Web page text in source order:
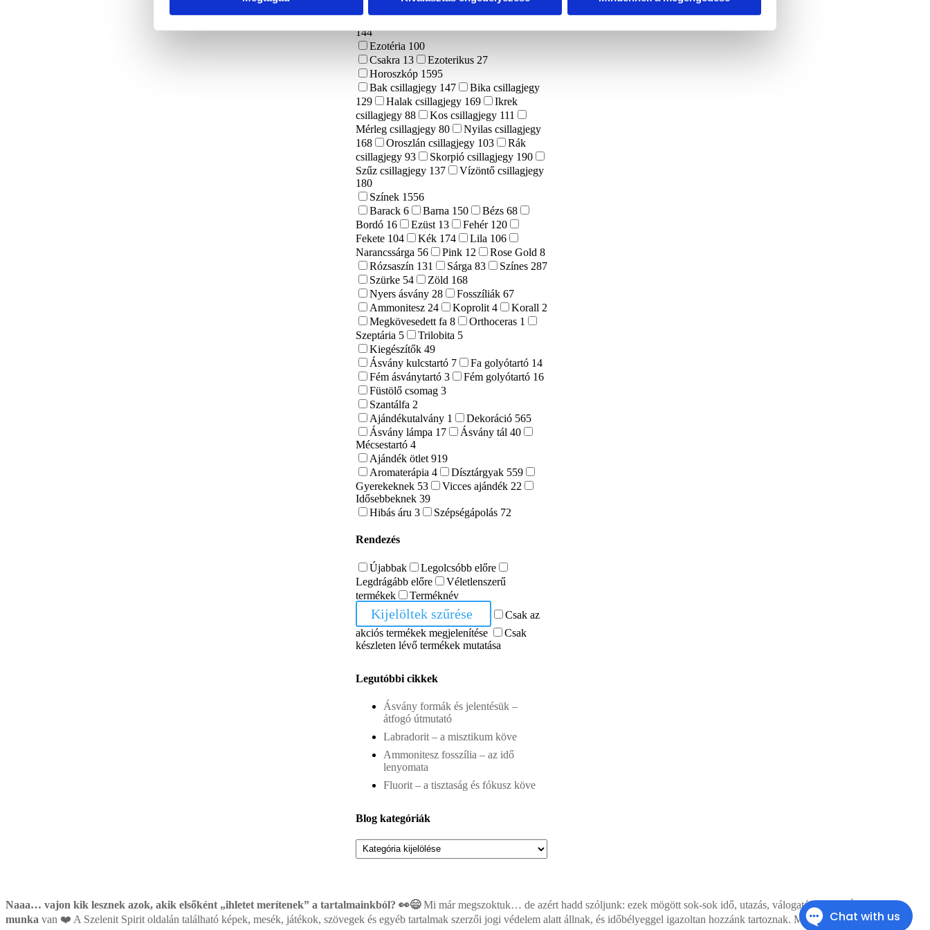
Halloween
144
Ezotéria 100
Csakra 13 Ezoterikus 27
Horoszkóp 1595
Bak csillagjegy 147
Bika csillagjegy
129
Halak csillagjegy 169
Ikrek
csillagjegy88 Kos csillagjegy 111
Mérleg csillagjegy80
Nyilas csillagjegy
168
Oroszlán csillagjegy 103
Rák
csillagjegy93 Skorpió csillagjegy 190
Szűz csillagjegy 137
Vízöntő csillagjegy
180
Színek 1556
Barack6 Barna 150 Bézs68
Bordó 16 Ezüst 13 Fehér 120
Fekete 104 Kék 174 Lila 106
Narancssárga 56 Pink 12 Rose Gold8
Rózsaszín 131 Sárga83 Színes 287
Szürke 54 Zöld 168
Nyers ásvány 28 Fosszíliák67
Ammonitesz 24 Koprolit4 Korall 2
Megkövesedett fa8 Orthoceras 1
Szeptária 5 Trilobita 5
Kiegészítők49
Ásvány kulcstartó 7 Fa golyótartó 14
Fém ásványtartó3 Fém golyótartó 16
Füstölő csomag3
Szantálfa 2
Ajándékutalvány 1 Dekoráció 565
Ásvány lámpa 17 Ásvány tál40
Mécsestartó4
Ajándék ötlet919
Aromaterápia4 Dísztárgyak 559
Gyerekeknek 53 Vicces ajándék 22
Idősebbeknek39
Hibás áru3 Szépségápolás 72
Rendezés
Újabbak
Legolcsóbb előre
Legdrágább előre
Véletlenszerű
termékek
Terméknév
Kijelöltek szűrése
Csak az
akciós termékek megjelenítése
Csak
készleten lévő termékek mutatása
Legutóbbi cikkek
Ásvány formák és jelentésük –
átfogó útmutató
Labradorit – a misztikum köve
Ammonitesz fosszília – az idő
lenyomata
Fluorit – a tisztaság és fókusz köve
Blog kategóriák
Blog
kategóriák
Naaa… vajon kik lesznek azok, akik elsőként „ihletet merítenek” a tartalmainkból? 👀😄Mi már megszoktuk… de azért hadd szóljunk: ezek mögött sok-sok idő, utazás, válogatás és
SAJÁT kreatív
munka van ❤️ A Szelenit Spirit oldalán található képek, mesék, játékok, szövegek és egyéb tartalmak szerzői jogi védelem alatt állnak, és időbélyeggel igazoltan hozzánk tartoznak. Másolás jogi